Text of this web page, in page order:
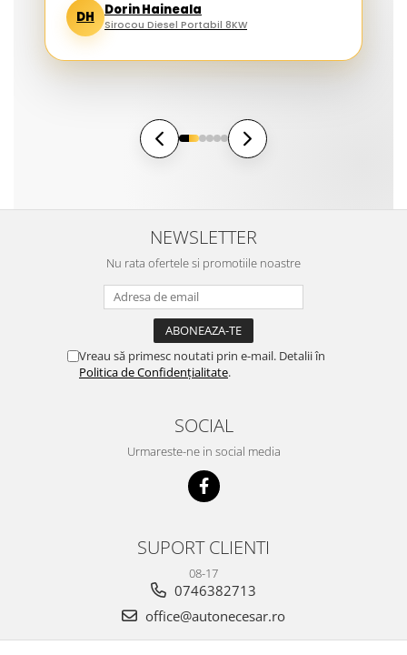
DH Dorin Haineala
Sirocou Diesel Portabil 8KW
NEWSLETTER
Nu rata ofertele si promotiile noastre
Vreau să primesc noutati prin e-mail. Detalii în
Politica de Confidențialitate.
SOCIAL
Urmareste-ne in social media
SUPORT CLIENTI
08-17
0746382713
office@autonecesar.ro